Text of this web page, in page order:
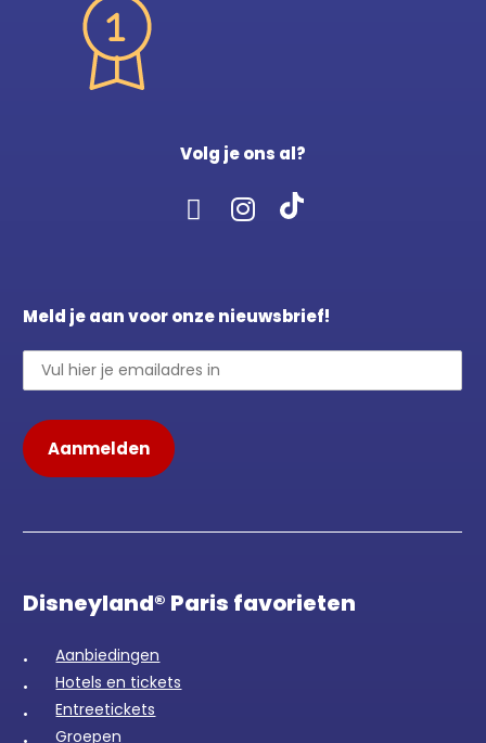
Volg je ons al?
Meld je aan voor onze nieuwsbrief!
Disneyland® Paris favorieten
Aanbiedingen
Hotels en tickets
Entreetickets
Groepen